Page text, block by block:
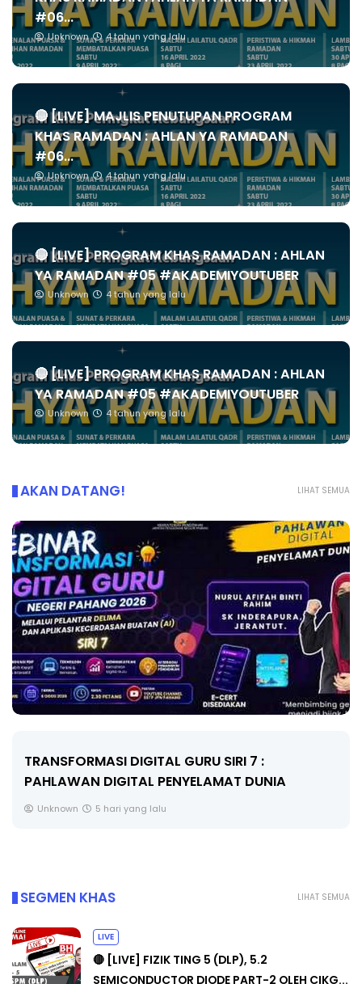
#06...
Unknown 4 tahun yang lalu
🔴 [LIVE] MAJLIS PENUTUPAN PROGRAM
KHAS RAMADAN : AHLAN YA RAMADAN
#06...
Unknown 4 tahun yang lalu
🔴 [LIVE] PROGRAM KHAS RAMADAN : AHLAN
YA RAMADAN #05 #AKADEMIYOUTUBER
Unknown 4 tahun yang lalu
🔴 [LIVE] PROGRAM KHAS RAMADAN : AHLAN
YA RAMADAN #05 #AKADEMIYOUTUBER
Unknown 4 tahun yang lalu
LIHAT SEMUA
AKAN DATANG!
MAJLIS ANUGERAH FFK (FESTIVAL LENSA
PENDIDIKAN - FLeP) 2026
Unknown 6 hari yang lalu
LIHAT SEMUA
SEGMEN KHAS
LIVE
🔴 [LIVE] FIZIK TING 5 (DLP), 5.2
SEMICONDUCTOR DIODE PART-2 OLEH CIKG...